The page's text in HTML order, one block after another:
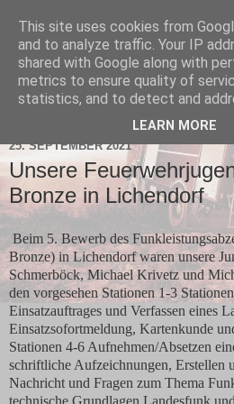
25. SEPTEMBER 2021
Unsere
Bronze in Lichendorf
Beim 5. Bewerb des
Bronze) in Lichendorf waren unsere
Schmerböck, Michael Krivetz und
den vorgesehen Stationen 1-3
Einsatzauftrages und Verfassen eines
Einsatzsofortmeldung, Kartenkunde
Stationen 4-6 Aufnehmen/Absetzen
schriftliche Aufzeichnungen, Erstellen
Nachricht und Fragen zum Thema
technische Grundlagen Landesfunk
This site uses cookies from
and to analyze traffic. Your IP
shared with Google along with
metrics to ensure quality of
statistics, and to detect and
LEARN MORE